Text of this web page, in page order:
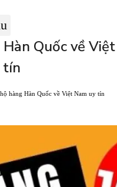
Quốc về Việt
tín
hàng Hàn Quốc về Việt Nam uy tín